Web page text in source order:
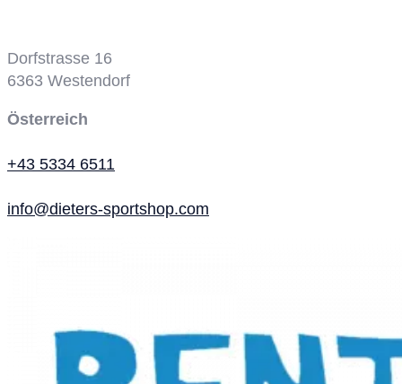
Dorfstrasse 16
6363 Westendorf
Österreich
+43 5334 6511
info@dieters-sportshop.com